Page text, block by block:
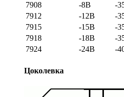
7908
-8B -
7912
-12B -
7915
-15B -
7918
-18B -
7924
-24B -
Цоколевка